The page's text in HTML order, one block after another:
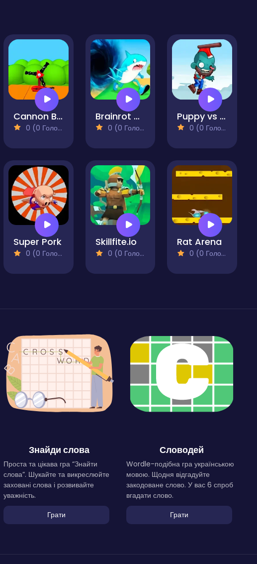
Cannon Ball IO
0 (0 Голосів)
Brainrot World Hole.io
0 (0 Голосів)
Puppy vs Zombie
0 (0 Голосів)
Super Pork
0 (0 Голосів)
Skillfite.io
0 (0 Голосів)
Rat Arena
0 (0 Голосів)
Знайди слова
Проста та цікава гра “Знайти
слова”. Шукайте та викреслюйте
заховані слова і розвивайте
уважність.
Грати
Словодей
Wordle-подібна гра українською
мовою. Щодня відгадуйте
закодоване слово. У вас 6 спроб
вгадати слово.
Грати